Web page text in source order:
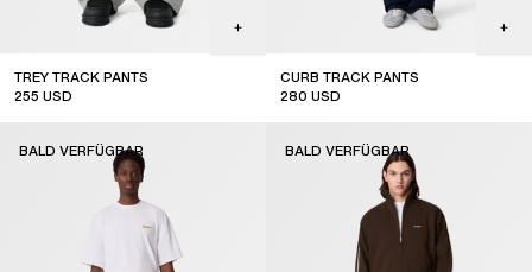
TREY TRACK PANTS
255 USD
CURB TRACK PANTS
280 USD
BALD VERFÜGBAR BALD VERFÜGBAR